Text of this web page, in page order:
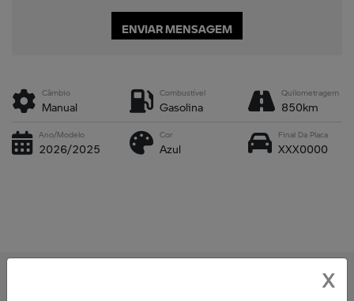
ENVIAR MENSAGEM
Câmbio
Manual
Combustível
Gasolina
Quilometragem
850km
Ano/Modelo
2026/2025
Cor
Azul
Final Da Placa
XXX0000
X